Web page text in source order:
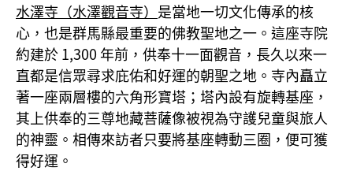
水澤寺（水澤觀音寺） 是當地一切文化傳承的核
心，也是群馬縣最重要的佛教聖地之一。這座寺院
約建於 1,300 年前，供奉十一面觀音，長久以來一
直都是信眾尋求庇佑和好運的朝聖之地。寺內矗立
著一座兩層樓的六角形寶塔；塔內設有旋轉基座，
其上供奉的三尊地藏菩薩像被視為守護兒童與旅人
的神靈。相傳來訪者只要將基座轉動三圈，便可獲
得好運。